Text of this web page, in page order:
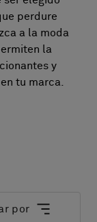
perdure
a la moda
la
y
tu marca.
por